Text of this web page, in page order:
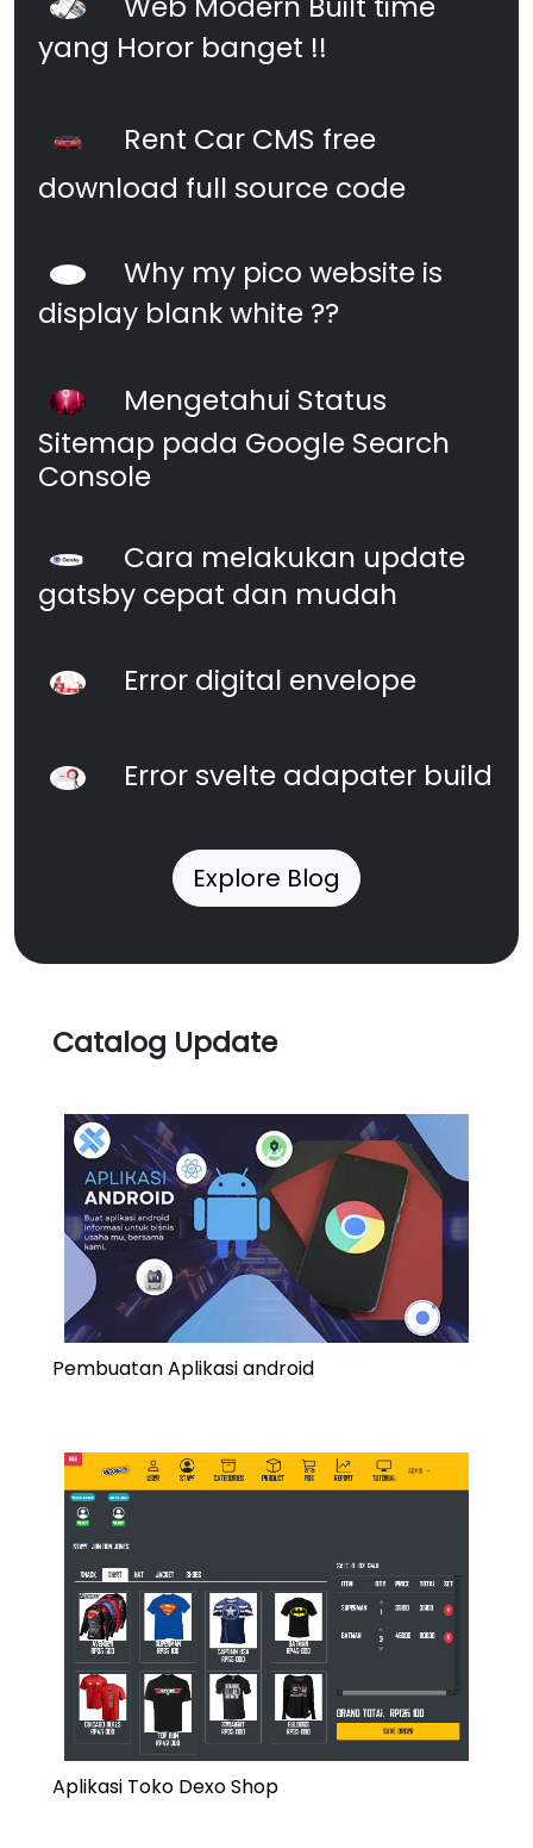
yang Horor banget !!
Rent Car CMS free
download full source code
Why my pico website is
display blank white ??
Mengetahui Status
Sitemap pada Google Search
Console
Cara melakukan update
gatsby cepat dan mudah
Error digital envelope
Error svelte adapater build
Explore Blog
Catalog Update
Pembuatan Aplikasi android
Aplikasi Toko Dexo Shop